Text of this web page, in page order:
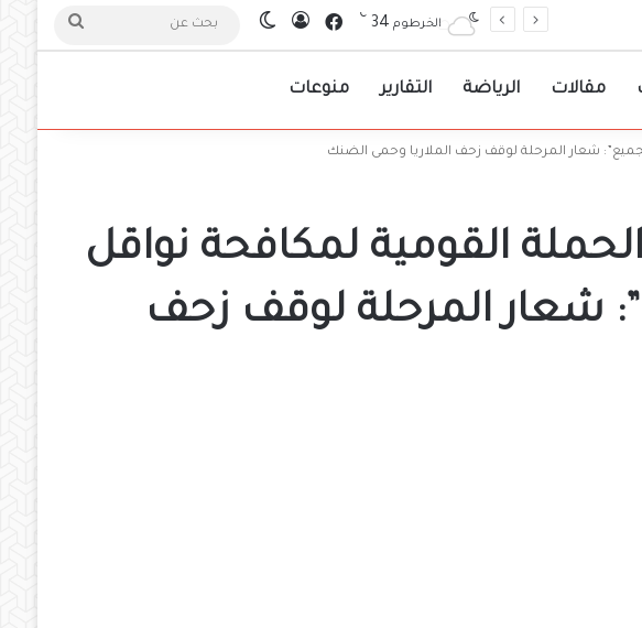
الخرطوم 34
℃ فيسبوكتسجيل الدخول
الوضع المظلم
مقالات الرياضة التقارير منوعات
شعار المرحلة لوقف زحف الملاريا وحمى الضنك
القومية لمكافحة نواقل
شعار المرحلة لوقف زحف